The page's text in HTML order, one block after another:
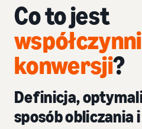
Co to jest
konwersji?
Definicja,
sposób obliczania